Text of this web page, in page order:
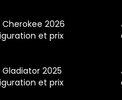
Cherokee 2026
et prix
2025
et prix